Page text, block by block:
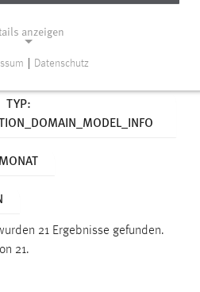
TYP:
21 Ergebnisse gefunden.
21.
anzeigen
grundlegende
die einwandfreie Funktion der
Datenschutz